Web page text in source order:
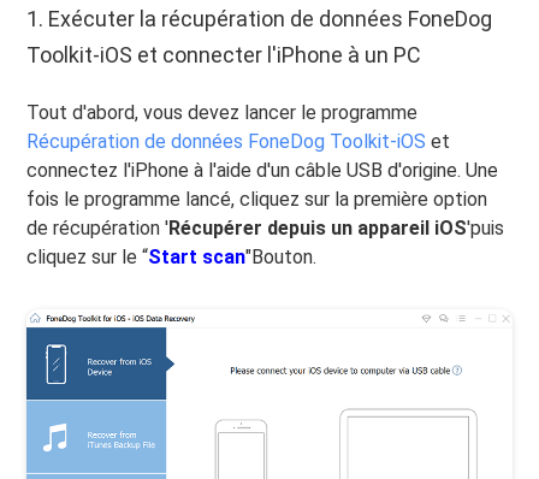
1. Exécuter la récupération de données FoneDog
Toolkit-iOS et connecter l'iPhone à un PC
Tout d'abord, vous devez lancer le programme
Récupération de données FoneDog Toolkit-iOS et
connectez l'iPhone à l'aide d'un câble USB d'origine. Une
fois le programme lancé, cliquez sur la première option
de récupération 'Récupérer depuis un appareil iOS'puis
cliquez sur le “Start scan"Bouton.